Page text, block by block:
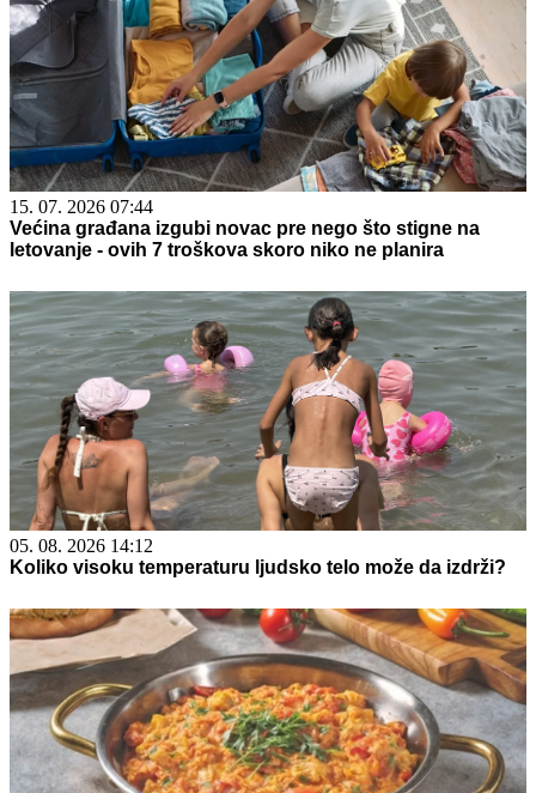
15. 07. 2026 07:44
Većina građana izgubi novac pre nego što stigne na
letovanje - ovih 7 troškova skoro niko ne planira
05. 08. 2026 14:12
Koliko visoku temperaturu ljudsko telo može da izdrži?